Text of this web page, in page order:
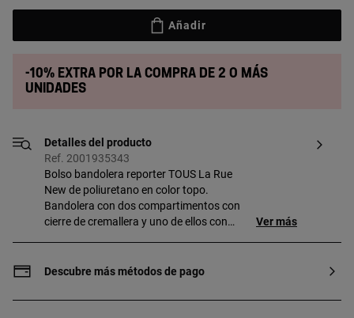
Añadir
-10% extra por la compra de 2 o más
unidades
Detalles del producto
Ref. 2001935343
Bolso bandolera reporter TOUS La Rue
New de poliuretano en color topo.
Bandolera con dos compartimentos con
cierre de cremallera y uno de ellos con
fondo): 13 x 20,5 x 7 cm. Si quieres tu
contacto con nuestro Personal Shopper.
Ver más
Descubre más métodos de pago